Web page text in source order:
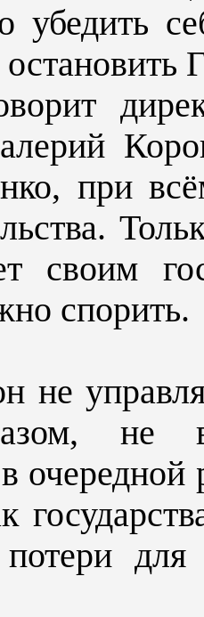
убедить
при
своим
спорить.
не
не
очередной